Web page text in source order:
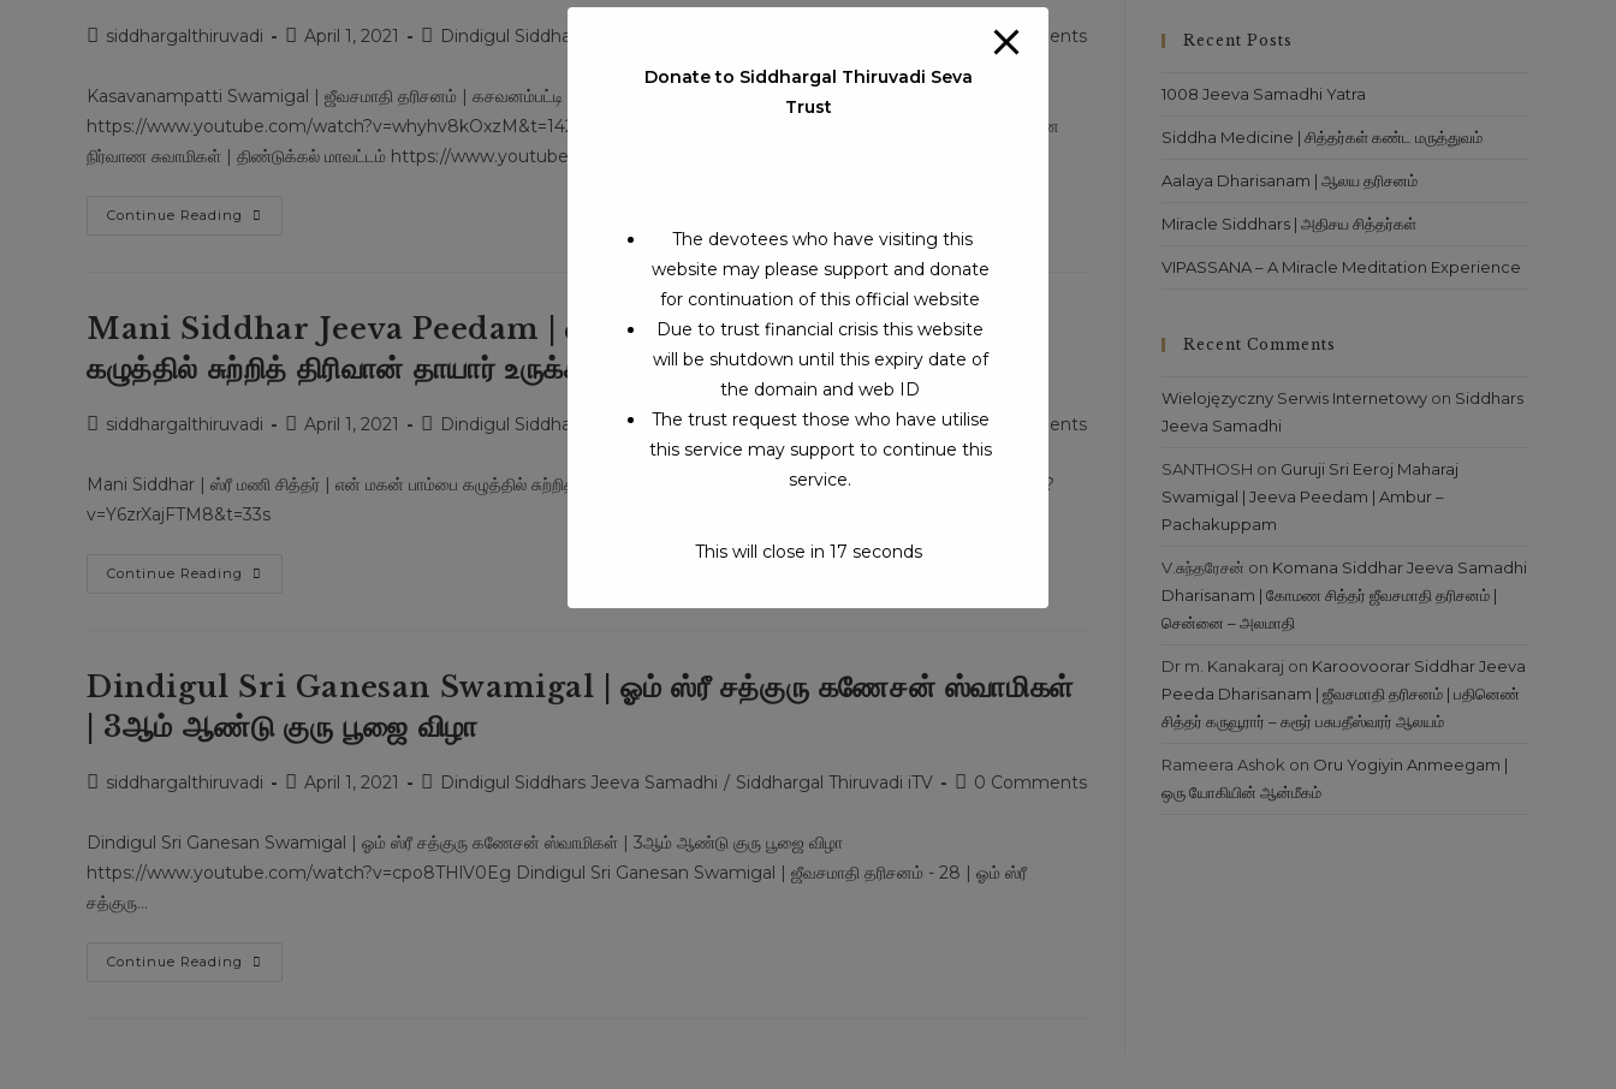
Postsiddhargalthiruvadi
PostApril 1, 2021
PostDindigul Siddhars Jeeva Samadhi
comments:
0 Comments
Kasavanampatti Swamigal | ஜீவசமாதி தரிசனம் | கசவனம்பட்டி ஸ்ரீ ஜோதி மௌன நிர்வாண சுவாமிகள்
https://www.youtube.com/watch?v=whyhv8kOxzM&t=142s eKasavanampatti Swamigal | கசவனம்பட்டி ஸ்ரீ ஜோதி மௌன
நிர்வாண சுவாமிகள் | திண்டுக்கல் மாவட்டம் https://www.youtube.com/watch?v=2JOOKsS7KIk&t=330s
Continue Reading Kasavanampatti
தரிசனம்
|
கசவனம்பட்டி
ஸ்ரீ
ஜோதி
நிர்வாண
சுவாமிகள்
Mani Siddhar Jeeva Peedam | ஸ்ரீ மணி சித்தர் | என் மகன் பாம்பை
கழுத்தில் சுற்றித் திரிவான் தாயார் உருக்கம்
Postsiddhargalthiruvadi
PostApril 1, 2021
PostDindigul Siddhars Jeeva Samadhi / Siddhargal Thiruvadi iTV
Post
comments:
0 Comments
Mani Siddhar | ஸ்ரீ மணி சித்தர் | என் மகன் பாம்பை கழுத்தில் சுற்றித் திரிவான் | தாயார் உருக்கம் https://www.youtube.com/watch?
v=Y6zrXajFTM8&t=33s
Continue Reading Mani
மணி
சித்தர்
|
என்
மகன்
கழுத்தில்
சுற்றித்
உருக்கம்
Dindigul Sri Ganesan Swamigal | ஓம் ஸ்ரீ சத்குரு கணேசன் ஸ்வாமிகள்
| 3ஆம் ஆண்டு குரு பூஜை விழா
Postsiddhargalthiruvadi
PostApril 1, 2021
PostDindigul Siddhars Jeeva Samadhi / Siddhargal Thiruvadi iTV
Post0 Comments
Dindigul Sri Ganesan Swamigal | ஓம் ஸ்ரீ சத்குரு கணேசன் ஸ்வாமிகள் | 3ஆம் ஆண்டு குரு பூஜை விழா
https://www.youtube.com/watch?v=cpo8THlV0Eg Dindigul Sri Ganesan Swamigal | ஜீவசமாதி தரிசனம் - 28 | ஓம் ஸ்ரீ
சத்குரு…
Continue Reading Dindigul
Recent Posts
1008 Jeeva Samadhi Yatra
Siddha Medicine | சித்தர்கள் கண்ட மருத்துவம்
Aalaya Dharisanam | ஆலய தரிசனம்
Miracle Siddhars | அதிசய சித்தர்கள்
VIPASSANA – A Miracle Meditation Experience
Recent Comments
Wielojęzyczny Serwis Internetowy on Siddhars
Jeeva Samadhi
SANTHOSH on Guruji Sri Eeroj Maharaj
Swamigal | Jeeva Peedam | Ambur –
Pachakuppam
V.சுந்தரேசன் on Komana Siddhar Jeeva Samadhi
Dharisanam | கோமண சித்தர் ஜீவசமாதி தரிசனம் |
சென்னை – அலமாதி
Dr m. Kanakaraj on Karoovoorar Siddhar Jeeva
Peeda Dharisanam | ஜீவசமாதி தரிசனம் | பதினெண்
சித்தர் கருவூரார் – கரூர் பசுபதீஸ்வரர் ஆலயம்
Rameera Ashok on Oru Yogiyin Anmeegam |
ஒரு யோகியின் ஆன்மீகம்
Donate to Siddhargal Thiruvadi Seva
Trust
The devotees who have visiting this
website may please support and donate
for continuation of this official website
Due to trust financial crisis this website
will be shutdown until this expiry date of
the domain and web ID
The trust request those who have utilise
this service may support to continue this
service.
This will close in 17 seconds